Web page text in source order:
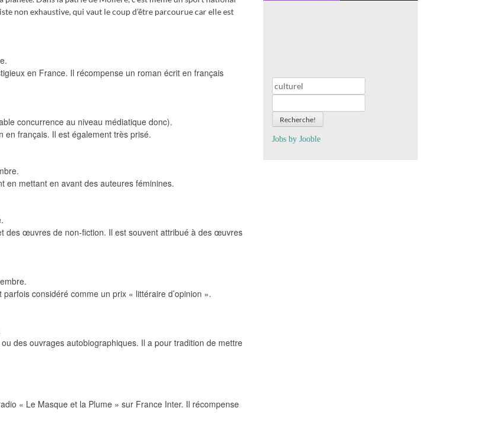
non exhaustive, qui vaut le coup d’être parcourue car elle est
en France. Il récompense un roman écrit en français
concurrence au niveau médiatique donc).
en français. Il est également très prisé.
en mettant en avant des auteures féminines.
des œuvres de non-fiction. Il est souvent attribué à des œuvres
considéré comme un prix « littéraire d’opinion ».
des ouvrages autobiographiques. Il a pour tradition de mettre
« Le Masque et la Plume » sur France Inter. Il récompense
Recherche!
Jobs by Jooble